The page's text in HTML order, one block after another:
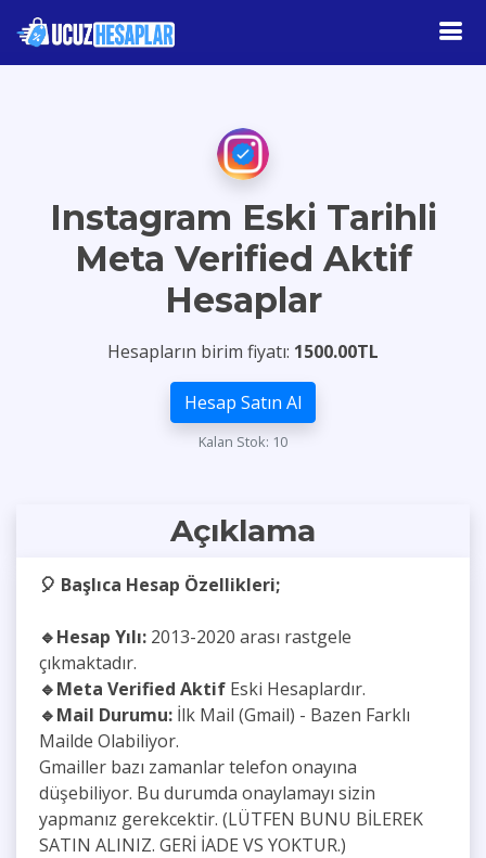
Instagram Eski Tarihli
Meta Verified Aktif
Hesaplar
Hesapların birim fiyatı: 1500.00TL
Hesap Satın Al
Kalan Stok: 10
Açıklama
🎈 Başlıca Hesap Özellikleri;
🔹Hesap Yılı: 2013-2020 arası rastgele
çıkmaktadır.
🔹Meta Verified Aktif Eski Hesaplardır.
🔹Mail Durumu: İlk Mail (Gmail) - Bazen Farklı
Mailde Olabiliyor.
Gmailler bazı zamanlar telefon onayına
düşebiliyor. Bu durumda onaylamayı sizin
yapmanız gerekcektir. (LÜTFEN BUNU BİLEREK
SATIN ALINIZ. GERİ İADE VS YOKTUR.)